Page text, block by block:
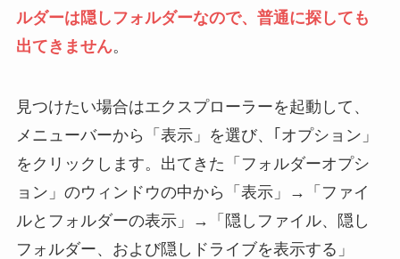
ルダーは隠しフォルダーなので、普通に探しても
出てきません。
見つけたい場合はエクスプローラーを起動して、
メニューバーから「表示」を選び、｢オプション」
をクリックします。出てきた「フォルダーオプシ
ョン」のウィンドウの中から「表示」→「ファイ
ルとフォルダーの表示」→「隠しファイル、隠し
フォルダー、および隠しドライブを表示する」